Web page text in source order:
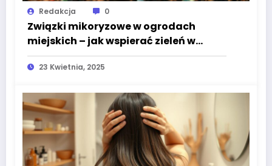
Redakcja 0
Związki mikoryzowe w ogrodach
miejskich – jak wspierać zieleń w
miastach?
23 Kwietnia, 2025